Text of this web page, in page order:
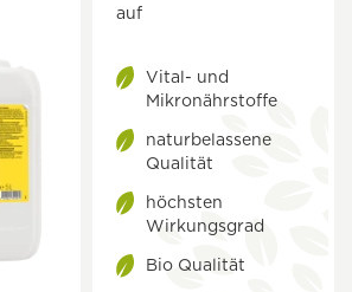
auf
Vital- und
Mikronährstoffe
naturbelassene
Qualität
höchsten
Wirkungsgrad
Bio Qualität